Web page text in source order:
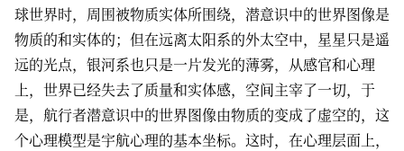
球世界时，周围被物质实体所围绕，潜意识中的世界图像是
物质的和实体的；但在远离太阳系的外太空中，星星只是遥
远的光点，银河系也只是一片发光的薄雾，从感官和心理
上，世界已经失去了质量和实体感，空间主宰了一切，于
是，航行者潜意识中的世界图像由物质的变成了虚空的，这
个心理模型是宇航心理的基本坐标。这时，在心理层面上，